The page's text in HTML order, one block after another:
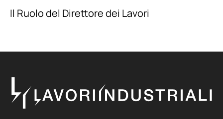
Il Ruolo del Direttore dei Lavori